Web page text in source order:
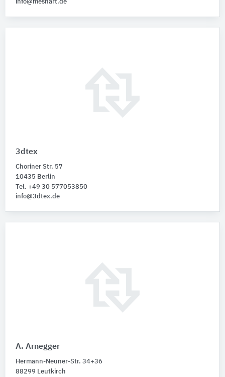
info@meshart.de
3dtex
Choriner Str. 57
10435 Berlin
Tel. +49 30 577053850
info@3dtex.de
A. Arnegger
Hermann-Neuner-Str. 34+36
88299 Leutkirch